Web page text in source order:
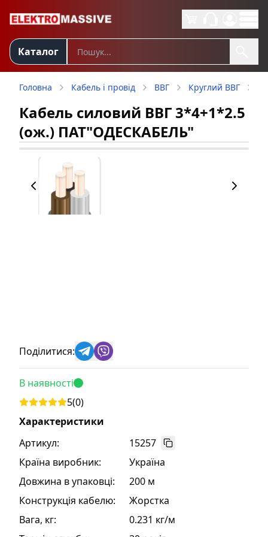
Каталог
Головна Кабель і провід ВВГ Круглий ВВГ
Кабель силовий ВВГ 3*4+1*2.5
(ож.) ПАТ"ОДЕСКАБЕЛЬ"
Поділитися:
В наявності
5(0)
Характеристики
Артикул:
15257
Країна виробник:
Україна
Довжина в упаковці:
200 м
Конструкція кабелю:
Жорстка
Вага, кг:
0.231 кг/м